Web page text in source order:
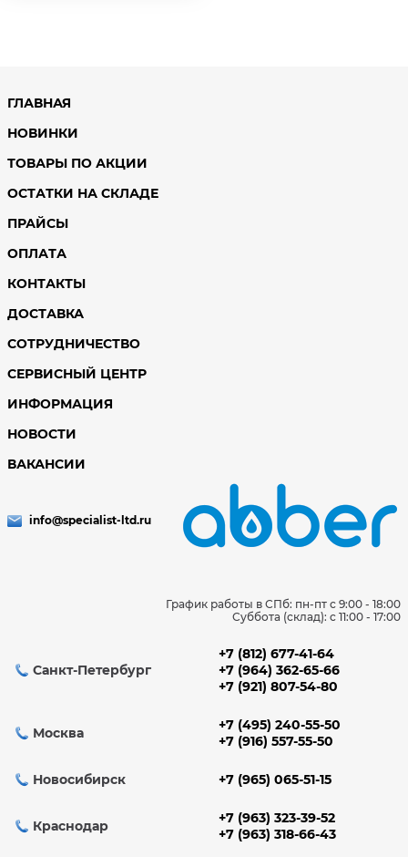
ГЛАВНАЯ
НОВИНКИ
ТОВАРЫ ПО АКЦИИ
ОСТАТКИ НА СКЛАДЕ
ПРАЙСЫ
ОПЛАТА
КОНТАКТЫ
ДОСТАВКА
СОТРУДНИЧЕСТВО
СЕРВИСНЫЙ ЦЕНТР
ИНФОРМАЦИЯ
НОВОСТИ
ВАКАНСИИ
info@specialist-ltd.ru
График работы в СПб: пн-пт с 9:00 - 18:00
Суббота (склад): c 11:00 - 17:00
Санкт-Петербург
+7 (812) 677-41-64
+7 (964) 362-65-66
+7 (921) 807-54-80
Москва
+7 (495) 240-55-50
+7 (916) 557-55-50
Новосибирск +7 (965) 065-51-15
Краснодар
+7 (963) 323-39-52
+7 (963) 318-66-43